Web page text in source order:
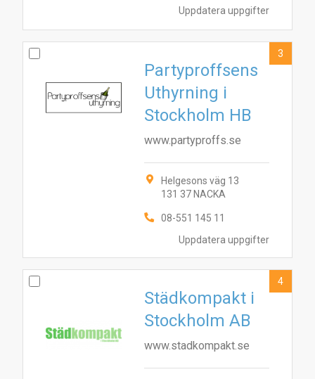
Uppdatera uppgifter
Uppdatera uppgifter
Partyproffsens
Uthyrning i
Stockholm HB
www.partyproffs.se
Helgesons väg 13
131 37 NACKA
08-551 145 11
3
Städkompakt i
Stockholm AB
www.stadkompakt.se
4